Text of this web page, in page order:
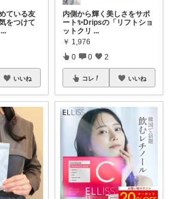
ている友
をつけて
...
いいね
内側から輝く美しさをサポ
ート✨Dripsの「リフトショ
ットクリ ...
￥ 1,976
0 0 2
コレ いいね